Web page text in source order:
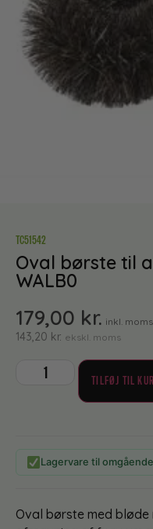
TC51542
Oval børste til
WALB0
179,00 kr. inkl. moms
143,20 kr. ekskl. moms
TILFØJ TIL
Lagervare til
Oval børste med